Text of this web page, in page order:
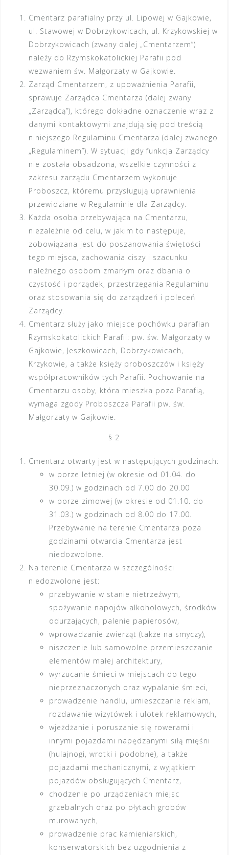
Cmentarz parafialny przy ul. Lipowej w Gajkowie,
ul. Stawowej w Dobrzykowicach, ul. Krzykowskiej w
Dobrzykowicach (zwany dalej „Cmentarzem”)
należy do Rzymskokatolickiej Parafii pod
wezwaniem św. Małgorzaty w Gajkowie.
Zarząd Cmentarzem, z upoważnienia Parafii,
sprawuje Zarządca Cmentarza (dalej zwany
„Zarządcą”), którego dokładne oznaczenie wraz z
danymi kontaktowymi znajdują się pod treścią
niniejszego Regulaminu Cmentarza (dalej zwanego
„Regulaminem”). W sytuacji gdy funkcja Zarządcy
nie została obsadzona, wszelkie czynności z
zakresu zarządu Cmentarzem wykonuje
Proboszcz, któremu przysługują uprawnienia
przewidziane w Regulaminie dla Zarządcy.
Każda osoba przebywająca na Cmentarzu,
niezależnie od celu, w jakim to następuje,
zobowiązana jest do poszanowania świętości
tego miejsca, zachowania ciszy i szacunku
należnego osobom zmarłym oraz dbania o
czystość i porządek, przestrzegania Regulaminu
oraz stosowania się do zarządzeń i poleceń
Zarządcy.
Cmentarz służy jako miejsce pochówku parafian
Rzymskokatolickich Parafii: pw. św. Małgorzaty w
Gajkowie, Jeszkowicach, Dobrzykowicach,
Krzykowie, a także księży proboszczów i księży
współpracowników tych Parafii. Pochowanie na
Cmentarzu osoby, która mieszka poza Parafią,
wymaga zgody Proboszcza Parafii pw. św.
Małgorzaty w Gajkowie.
§ 2
Cmentarz otwarty jest w następujących godzinach:
w porze letniej (w okresie od 01.04. do
30.09.) w godzinach od 7.00 do 20.00
w porze zimowej (w okresie od 01.10. do
31.03.) w godzinach od 8.00 do 17.00.
Przebywanie na terenie Cmentarza poza
godzinami otwarcia Cmentarza jest
niedozwolone.
Na terenie Cmentarza w szczególności
niedozwolone jest:
przebywanie w stanie nietrzeźwym,
spożywanie napojów alkoholowych, środków
odurzających, palenie papierosów,
wprowadzanie zwierząt (także na smyczy),
niszczenie lub samowolne przemieszczanie
elementów małej architektury,
wyrzucanie śmieci w miejscach do tego
nieprzeznaczonych oraz wypalanie śmieci,
prowadzenie handlu, umieszczanie reklam,
rozdawanie wizytówek i ulotek reklamowych,
wjeżdżanie i poruszanie się rowerami i
innymi pojazdami napędzanymi siłą mięśni
(hulajnogi, wrotki i podobne), a także
pojazdami mechanicznymi, z wyjątkiem
pojazdów obsługujących Cmentarz,
chodzenie po urządzeniach miejsc
grzebalnych oraz po płytach grobów
murowanych,
prowadzenie prac kamieniarskich,
konserwatorskich bez uzgodnienia z